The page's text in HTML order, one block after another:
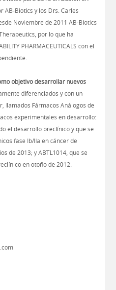
AB-Biotics y los Drs. Carles
Noviembre de 2011 AB-Biotics
por lo que ha
PHARMACEUTICALS con el
objetivo desarrollar nuevos
diferenciados y con un
llamados Fármacos Análogos de
experimentales en desarrollo:
el desarrollo preclínico y que se
fase Ib/IIa en cáncer de
de 2013; y ABTL1014, que se
en otoño de 2012.